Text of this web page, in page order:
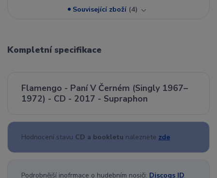
Související zboží 4
Kompletní specifikace
Flamengo - Paní V Černém (Singly 1967–
1972) - CD - 2017 - Supraphon
Hodnocení stavu CD a bookletu naleznete zde
Podrobnější inofrmace o hudebním nosiči: Discogs ID